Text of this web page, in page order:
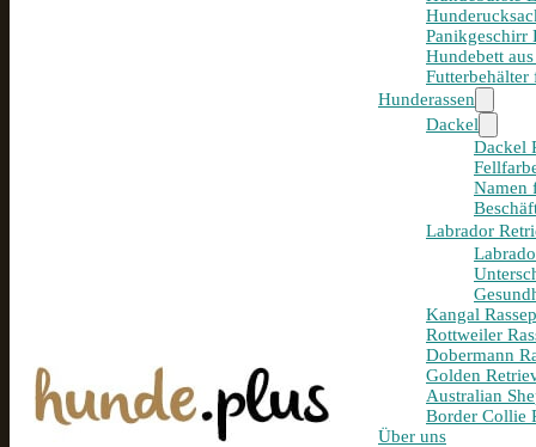
Panikgeschirr
Hundebett
Hunderassen
Dackel
Dackel
Namen
Labrador
Kangal
Rottweiler
Dobermann
Golden
Australian
Border Collie
Über uns